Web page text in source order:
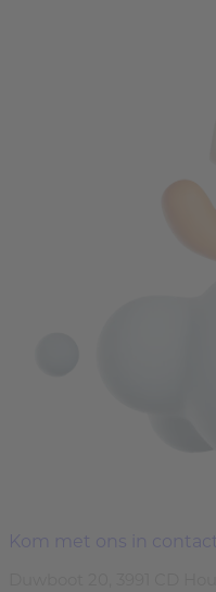
Kom met ons in contact!